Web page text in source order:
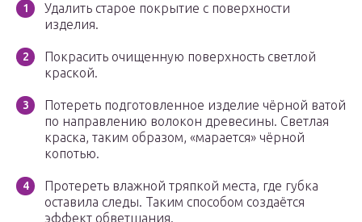
Удалить старое покрытие с поверхности
изделия.
Покрасить очищенную поверхность светлой
краской.
Потереть подготовленное изделие чёрной ватой
по направлению волокон древесины. Светлая
краска, таким образом, «марается» чёрной
копотью.
Протереть влажной тряпкой места, где губка
оставила следы. Таким способом создаётся
эффект обветшания.